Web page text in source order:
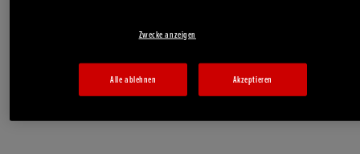
Service
Zwecke anzeigen
Alle ablehnen Akzeptieren